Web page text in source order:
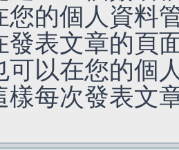
您的個人資料
發表文章的頁
可以在您的個
樣每次發表文